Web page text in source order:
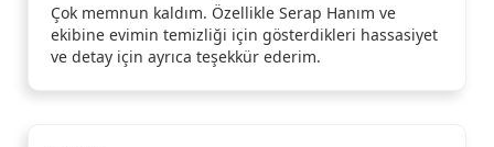
Çok memnun kaldım. Özellikle Serap Hanım ve
ekibine evimin temizliği için gösterdikleri hassasiyet
ve detay için ayrıca teşekkür ederim.